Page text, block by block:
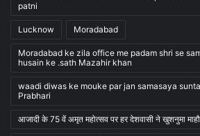
patni
Lucknow Moradabad
Moradabad ke zila office me padam shri se
husain ke .sath Mazahir khan
waadi diwas ke mouke par jan samasaya
Prabhari
आजादी के 75 वें अमृत महोत्सव पर हर देशवासी ने खुशनुमा